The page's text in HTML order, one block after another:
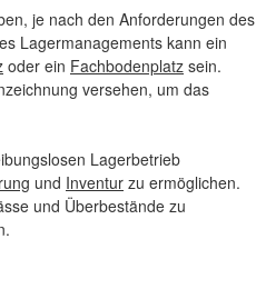
je nach den Anforderungen des
Lagermanagements kann ein
oder ein Fachbodenplatz sein.
versehen, um das
Lagerbetrieb
und Inventur zu ermöglichen.
und Überbestände zu